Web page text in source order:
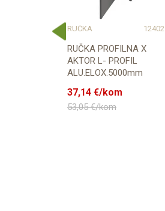
RUČKA 12402
RUČKA PROFILNA X
AKTOR L- PROFIL
ALU.ELOX.5000mm
37,14 €/kom
53,05€/kom